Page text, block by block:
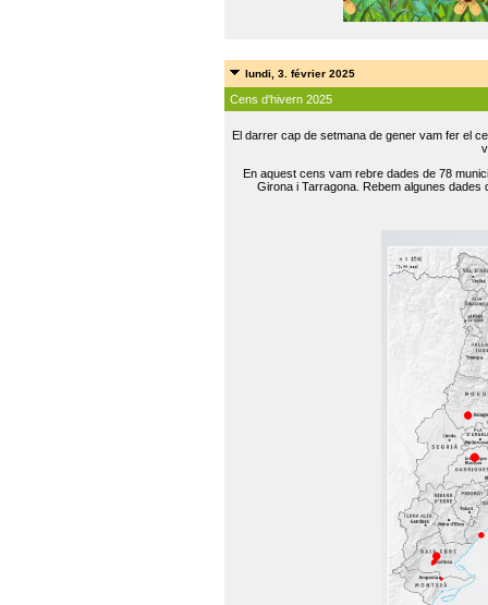
lundi, 3. février 2025
Cens d'hivern 2025
El darrer cap de setmana de gener vam fer el
En aquest cens vam rebre dades de 78
Girona i Tarragona. Rebem algunes